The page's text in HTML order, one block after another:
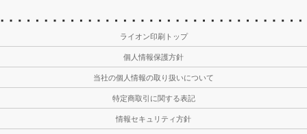
ライオン印刷トップ
個人情報保護方針
当社の個人情報の取り扱いについて
特定商取引に関する表記
情報セキュリティ方針